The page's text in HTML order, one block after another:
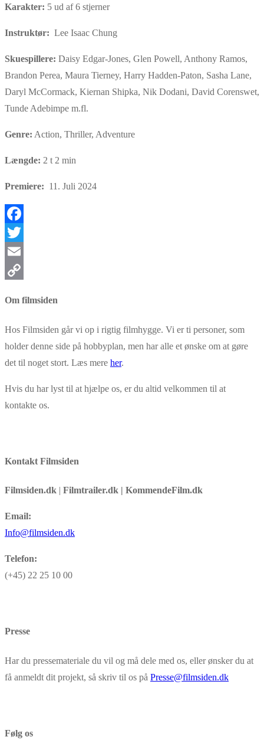
Karakter: 5 ud af 6 stjerner
Instruktør: Lee Isaac Chung
Skuespillere: Daisy Edgar-Jones, Glen Powell, Anthony Ramos,
Brandon Perea, Maura Tierney, Harry Hadden-Paton, Sasha Lane,
Daryl McCormack, Kiernan Shipka, Nik Dodani, David Corenswet,
Tunde Adebimpe m.fl.
Genre: Action, Thriller, Adventure
Længde: 2 t 2 min
Premiere: 11. Juli 2024
Facebook
Twitter
Email
Om filmsiden
Hos Filmsiden går vi op i rigtig filmhygge. Vi er ti personer, som
holder denne side på hobbyplan, men har alle et ønske om at gøre
det til noget stort. Læs mere her.
Hvis du har lyst til at hjælpe os, er du altid velkommen til at
kontakte os.
Kontakt Filmsiden
Filmsiden.dk | Filmtrailer.dk | KommendeFilm.dk
Email:
Info@filmsiden.dk
Telefon:
(+45) 22 25 10 00
Presse
Har du pressemateriale du vil og må dele med os, eller ønsker du at
få anmeldt dit projekt, så skriv til os på Presse@filmsiden.dk
Følg os